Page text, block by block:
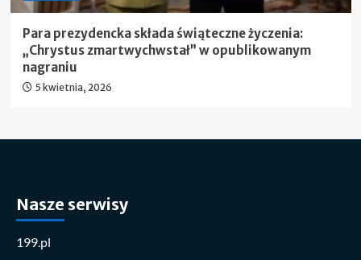
Para prezydencka składa świąteczne życzenia:
„Chrystus zmartwychwstał” w opublikowanym
nagraniu
5 kwietnia, 2026
Nasze serwisy
199.pl